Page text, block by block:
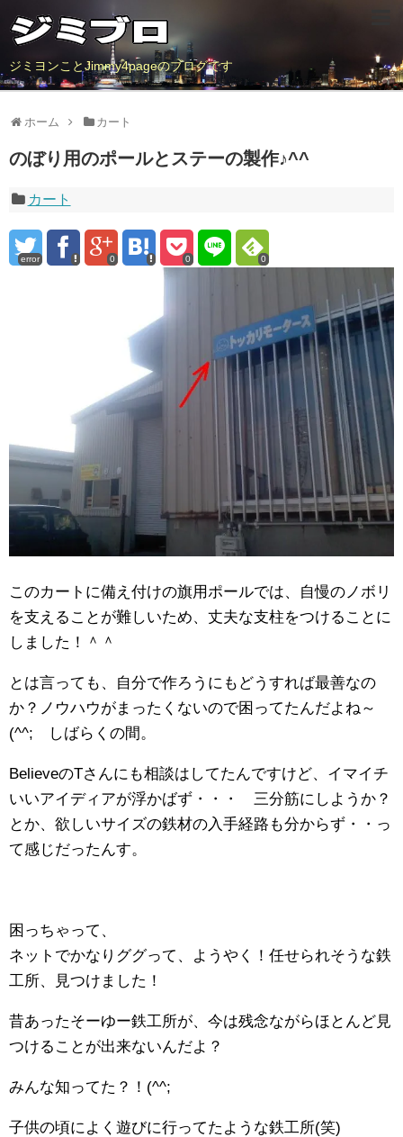
ジミヨンことJimmy4pageのブログです
ホーム カート
のぼり用のポールとステーの製作♪^^
カート
error 0 0 0
このカートに備え付けの旗用ポールでは、自慢のノボリ
を支えることが難しいため、丈夫な支柱をつけることに
しました！＾＾
とは言っても、自分で作ろうにもどうすれば最善なの
か？ノウハウがまったくないので困ってたんだよね～
(^^; しばらくの間。
BelieveのTさんにも相談はしてたんですけど、イマイチ
いいアイディアが浮かばず・・・ 三分筋にしようか？
とか、欲しいサイズの鉄材の入手経路も分からず・・っ
て感じだったんす。
困っちゃって、
ネットでかなりググって、ようやく！任せられそうな鉄
工所、見つけました！
昔あったそーゆー鉄工所が、今は残念ながらほとんど見
つけることが出来ないんだよ？
みんな知ってた？！(^^;
子供の頃によく遊びに行ってたような鉄工所(笑)